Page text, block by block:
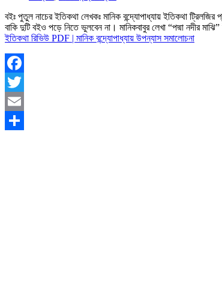
বইঃ পুতুল নাচের ইতিকথা লেখকঃ মানিক বন্দ্যোপাধ্যায় ইতিকথা
বাকি দুটি বইও পড়ে নিতে ভুলবেন না। মানিকবাবুর লেখা “পদ্মা নদীর
ইতিকথা রিভিউ PDF | মানিক বন্দ্যোপাধ্যায় উপন্যাস সমালোচনা
Facebook
Twitter
Email